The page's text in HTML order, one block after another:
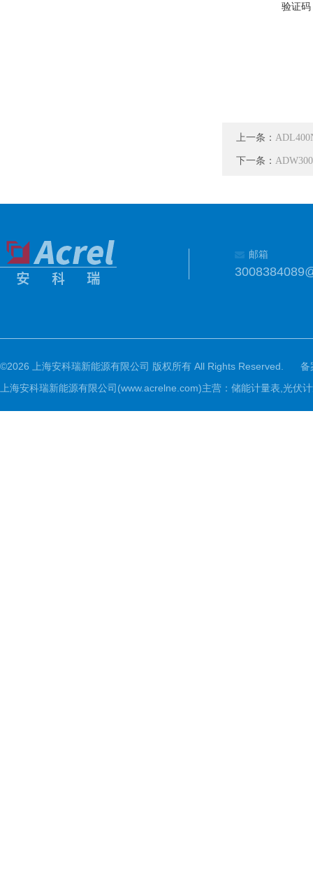
验证码
上一条：
下一条：
邮箱
©2026 上海安科瑞新能源有限公司 版权所有 All Rights Reserved.
备
上海安科瑞新能源有限公司(www.acrelne.com)主营：储能计量表,光伏